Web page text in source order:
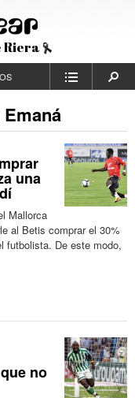
Riera
una
Mallorca
al Betis comprar el 30%
futbolista. De este modo,
no